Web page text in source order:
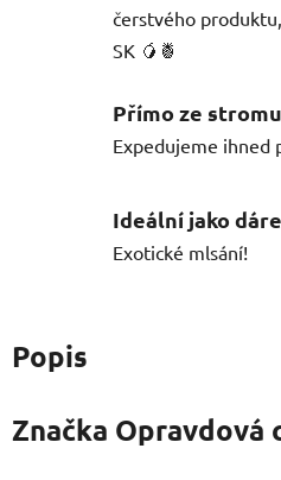
čerstvého
SK 🥭🍍
Přímo ze
Expedujeme ihned
Ideální jako
Exotické mlsání!
Popis
Značka Opravdová